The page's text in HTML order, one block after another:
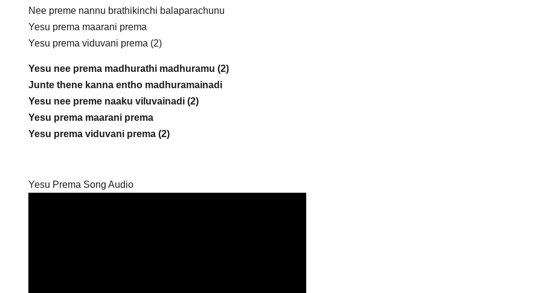
Nee preme nannu brathikinchi balaparachunu
Yesu prema maarani prema
Yesu prema viduvani prema (2)
Yesu nee prema madhurathi madhuramu (2)
Junte thene kanna entho madhuramainadi
Yesu nee preme naaku viluvainadi (2)
Yesu prema maarani prema
Yesu prema viduvani prema (2)
Yesu Prema Song Audio